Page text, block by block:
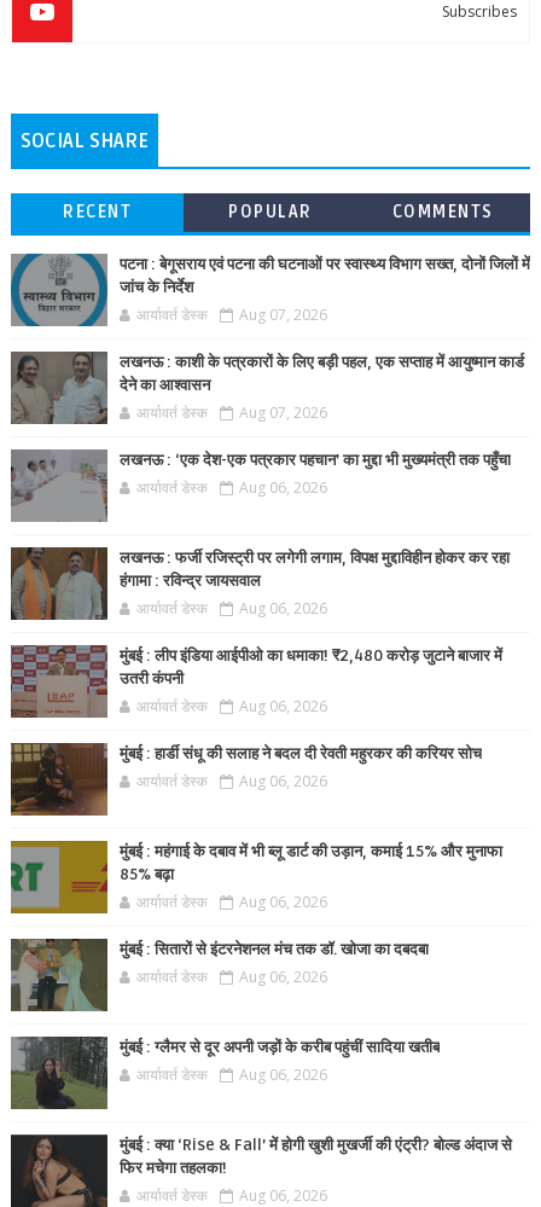
Subscribes
SOCIAL SHARE
RECENT POPULAR COMMENTS
पटना : बेगूसराय एवं पटना की घटनाओं पर स्वास्थ्य विभाग सख्त, दोनों जिलों में
जांच के निर्देश
आर्यावर्त डेस्क Aug 07, 2026
लखनऊ : काशी के पत्रकारों के लिए बड़ी पहल, एक सप्ताह में आयुष्मान कार्ड
देने का आश्वासन
आर्यावर्त डेस्क Aug 07, 2026
लखनऊ : ‘एक देश-एक पत्रकार पहचान’ का मुद्दा भी मुख्यमंत्री तक पहुँचा
आर्यावर्त डेस्क Aug 06, 2026
लखनऊ : फर्जी रजिस्ट्री पर लगेगी लगाम, विपक्ष मुद्दाविहीन होकर कर रहा
हंगामा : रविन्द्र जायसवाल
आर्यावर्त डेस्क Aug 06, 2026
मुंबई : लीप इंडिया आईपीओ का धमाका! ₹2,480 करोड़ जुटाने बाजार में
उतरी कंपनी
आर्यावर्त डेस्क Aug 06, 2026
मुंबई : हार्डी संधू की सलाह ने बदल दी रेवती महुरकर की करियर सोच
आर्यावर्त डेस्क Aug 06, 2026
मुंबई : महंगाई के दबाव में भी ब्लू डार्ट की उड़ान, कमाई 15% और मुनाफा
85% बढ़ा
आर्यावर्त डेस्क Aug 06, 2026
मुंबई : सितारों से इंटरनेशनल मंच तक डॉ. खोजा का दबदबा
आर्यावर्त डेस्क Aug 06, 2026
मुंबई : ग्लैमर से दूर अपनी जड़ों के करीब पहुंचीं सादिया खतीब
आर्यावर्त डेस्क Aug 06, 2026
मुंबई : क्या ‘Rise & Fall’ में होगी खुशी मुखर्जी की एंट्री? बोल्ड अंदाज से
फिर मचेगा तहलका!
आर्यावर्त डेस्क Aug 06, 2026